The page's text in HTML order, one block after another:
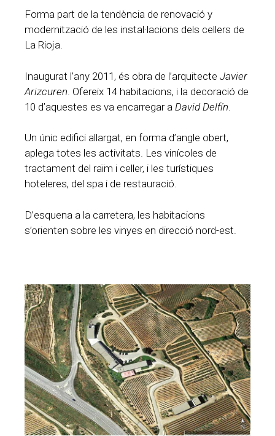
Forma part de la tendència de renovació y
modernització de les instal·lacions dels cellers de
La Rioja.
Inaugurat l’any 2011, és obra de l’arquitecte Javier
Arizcuren . Ofereix 14 habitacions, i la decoració de
10 d’aquestes es va encarregar a David Delfín
Un únic edifici allargat, en forma d’angle obert,
aplega totes les activitats. Les vinícoles de
tractament del raïm i celler, i les turístiques
hoteleres, del spa i de restauració.
D’esquena a la carretera, les habitacions
s’orienten sobre les vinyes en direcció nord-est.